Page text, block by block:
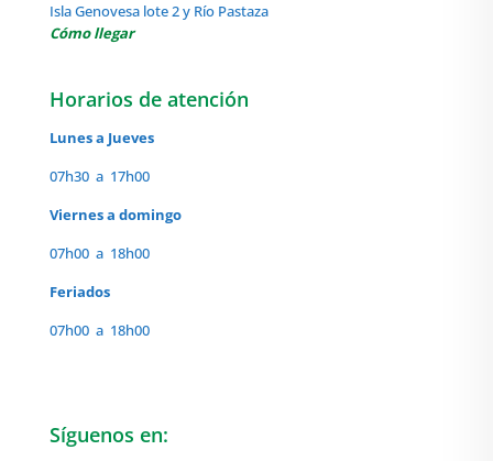
Isla Genovesa lote 2 y Río Pastaza
Cómo llegar
Horarios de atención
Lunes a Jueves
07h30 a 17h00
Viernes a domingo
07h00 a 18h00
Feriados
07h00 a 18h00
Síguenos en: